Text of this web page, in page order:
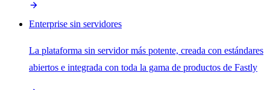
Enterprise sin servidores
La plataforma sin servidor más potente, creada con estándares
abiertos e integrada con toda la gama de productos de Fastly